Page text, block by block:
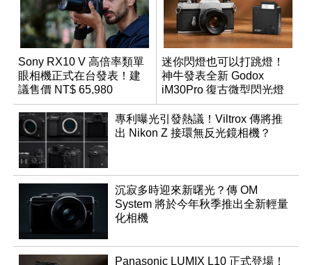
Sony RX10 V 高倍率類單
眼相機正式在台發表！建
議售價 NT$ 65,980
迷你閃燈也可以打跳燈！
神牛發表全新 Godox
iM30Pro 復古微型閃光燈
專利曝光引發熱議！Viltrox 傳將推
出 Nikon Z 接環無反光鏡相機？
沉寂多時迎來新曙光？傳 OM
System 將於今年秋季推出全新輕量
化相機
Panasonic LUMIX L10 正式登場！